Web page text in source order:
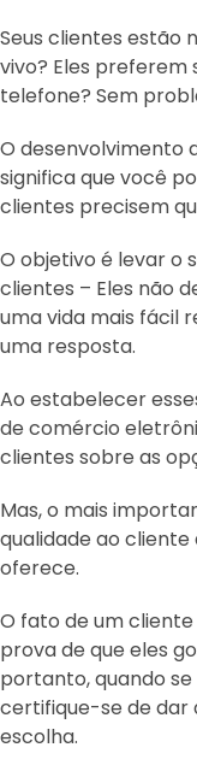
Seus clientes estão
vivo? Eles
telefone? Sem
O desenvolvimento
significa que você
clientes precisem
O objetivo é levar o
clientes – Eles não
uma vida mais fácil
uma resposta.
Ao estabelecer
de comércio
clientes sobre as
Mas, o mais
qualidade ao cliente
oferece.
O fato de um
prova de que eles
portanto, quando
certifique-se de dar
escolha.